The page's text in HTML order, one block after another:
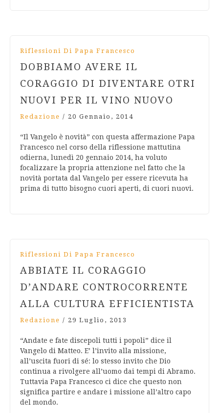
Riflessioni Di Papa Francesco
DOBBIAMO AVERE IL
CORAGGIO DI DIVENTARE OTRI
NUOVI PER IL VINO NUOVO
Redazione / 20 Gennaio, 2014
“Il Vangelo è novità” con questa affermazione Papa
Francesco nel corso della riflessione mattutina
odierna, lunedì 20 gennaio 2014, ha voluto
focalizzare la propria attenzione nel fatto che la
novità portata dal Vangelo per essere ricevuta ha
prima di tutto bisogno cuori aperti, di cuori nuovi.
Riflessioni Di Papa Francesco
ABBIATE IL CORAGGIO
D’ANDARE CONTROCORRENTE
ALLA CULTURA EFFICIENTISTA
Redazione / 29 Luglio, 2013
“Andate e fate discepoli tutti i popoli” dice il
Vangelo di Matteo. E’ l’invito alla missione,
all’uscita fuori di sé: lo stesso invito che Dio
continua a rivolgere all’uomo dai tempi di Abramo.
Tuttavia Papa Francesco ci dice che questo non
significa partire e andare i missione all’altro capo
del mondo.